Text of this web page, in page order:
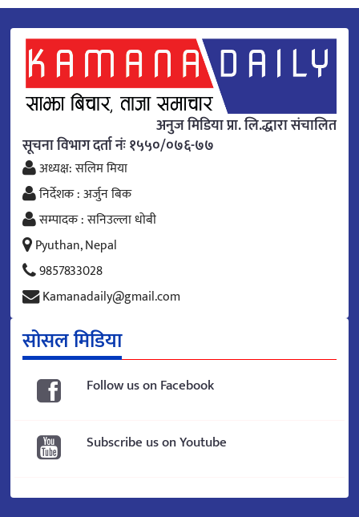
अनुज मिडिया प्रा. लि.द्धारा संचालित
सूचना विभाग दर्ता नंः १५५०/०७६-७७
अध्यक्ष: सलिम मिया
निर्देशक : अर्जुन बिक
सम्पादक : सनिउल्ला धोबी
Pyuthan, Nepal
9857833028
Kamanadaily@gmail.com
सोसल मिडिया
Follow us on Facebook
Subscribe us on Youtube